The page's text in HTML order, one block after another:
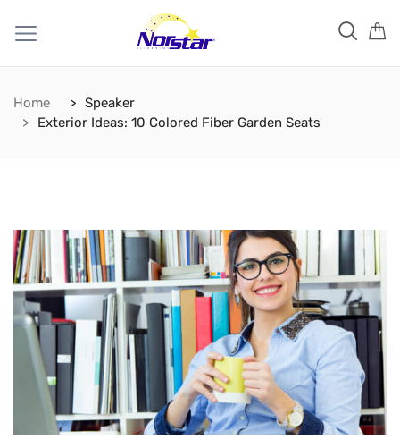
Home
Speaker
Exterior Ideas: 10 Colored Fiber Garden Seats